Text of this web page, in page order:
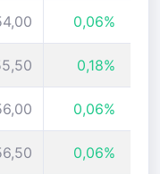
0,06%
0,18%
0,06%
0,06%